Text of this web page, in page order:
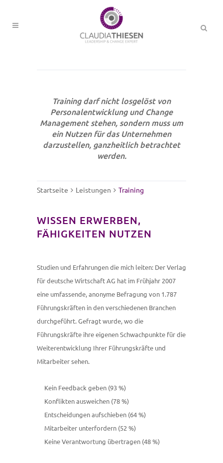
Training darf nicht losgelöst von
Personalentwicklung und Change
Management stehen, sondern muss um
ein Nutzen für das Unternehmen
darzustellen, ganzheitlich betrachtet
werden.
Startseite Leistungen Training
WISSEN ERWERBEN,
FÄHIGKEITEN NUTZEN
Studien und Erfahrungen die mich leiten: Der Verlag
für deutsche Wirtschaft AG hat im Frühjahr 2007
eine umfassende, anonyme Befragung von 1.787
Führungskräften in den verschiedenen Branchen
durchgeführt. Gefragt wurde, wo die
Führungskräfte ihre eigenen Schwachpunkte für die
Weiterentwicklung Ihrer Führungskräfte und
Mitarbeiter sehen.
Kein Feedback geben (93 %)
Konflikten ausweichen (78 %)
Entscheidungen aufschieben (64 %)
Mitarbeiter unterfordern (52 %)
Keine Verantwortung übertragen (48 %)